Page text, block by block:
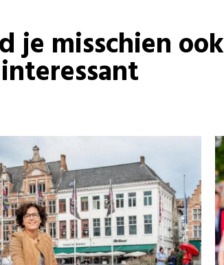
je misschien ook
interessant